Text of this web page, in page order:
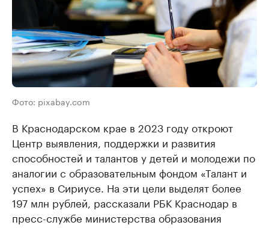
Фото: pixabay.com
В Краснодарском крае в 2023 году откроют
Центр выявления, поддержки и развития
способностей и талантов у детей и молодежи по
аналогии с образовательным фондом «Талант и
успех» в Сириусе. На эти цели выделят более
197 млн рублей, рассказали РБК Краснодар в
пресс-службе министерства образования